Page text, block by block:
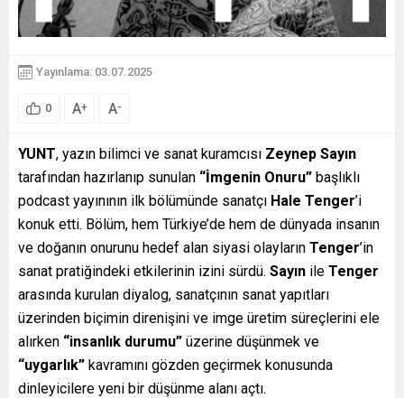
Yayınlama: 03.07.2025
0 A+ A-
YUNT, yazın bilimci ve sanat kuramcısı Zeynep Sayın
tarafından hazırlanıp sunulan “İmgenin Onuru” başlıklı
podcast yayınının ilk bölümünde sanatçı Hale Tenger’i
konuk etti. Bölüm, hem Türkiye’de hem de dünyada insanın
ve doğanın onurunu hedef alan siyasi olayların Tenger’in
sanat pratiğindeki etkilerinin izini sürdü. Sayın ile Tenger
arasında kurulan diyalog, sanatçının sanat yapıtları
üzerinden biçimin direnişini ve imge üretim süreçlerini ele
alırken “insanlık durumu” üzerine düşünmek ve
“uygarlık” kavramını gözden geçirmek konusunda
dinleyicilere yeni bir düşünme alanı açtı.